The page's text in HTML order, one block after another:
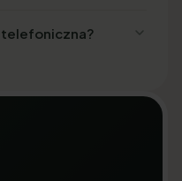
telefoniczna?